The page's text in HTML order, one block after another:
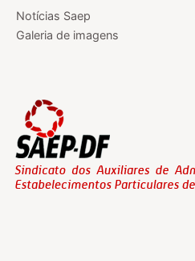
Notícias Saep
Galeria de imagens